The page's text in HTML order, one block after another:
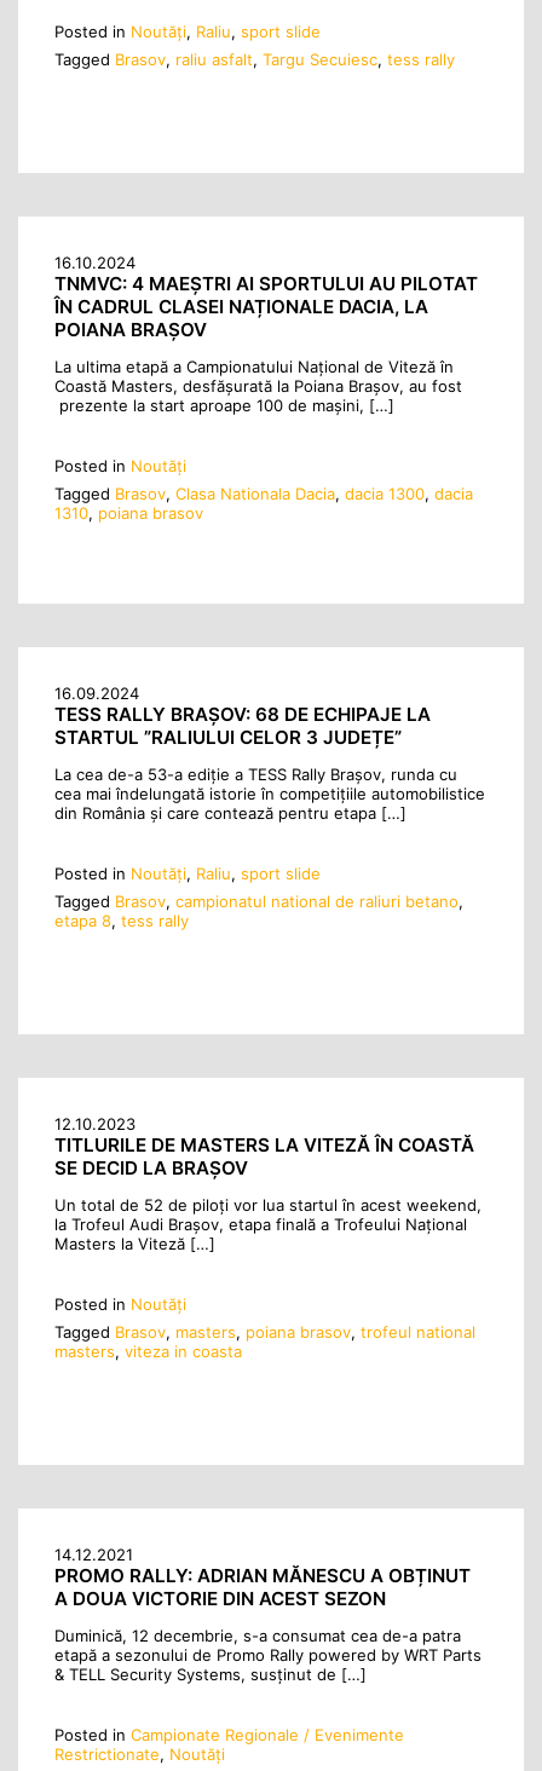
Posted in Noutăţi, Raliu, sport slide
Tagged Brasov, raliu asfalt, Targu Secuiesc, tess rally
16.10.2024
TNMVC: 4 MAEȘTRI AI SPORTULUI AU PILOTAT
ÎN CADRUL CLASEI NAȚIONALE DACIA, LA
POIANA BRAȘOV
La ultima etapă a Campionatului Național de Viteză în
Coastă Masters, desfășurată la Poiana Brașov, au fost
prezente la start aproape 100 de mașini, […]
Posted in Noutăţi
Tagged Brasov, Clasa Nationala Dacia, dacia 1300, dacia
1310, poiana brasov
16.09.2024
TESS RALLY BRAȘOV: 68 DE ECHIPAJE LA
STARTUL ”RALIULUI CELOR 3 JUDEȚE”
La cea de-a 53-a ediție a TESS Rally Brașov, runda cu
cea mai îndelungată istorie în competițiile automobilistice
din România și care contează pentru etapa […]
Posted in Noutăţi, Raliu, sport slide
Tagged Brasov, campionatul national de raliuri betano,
etapa 8, tess rally
12.10.2023
TITLURILE DE MASTERS LA VITEZĂ ÎN COASTĂ
SE DECID LA BRAȘOV
Un total de 52 de piloți vor lua startul în acest weekend,
la Trofeul Audi Brașov, etapa finală a Trofeului Național
Masters la Viteză […]
Posted in Noutăţi
Tagged Brasov, masters, poiana brasov, trofeul national
masters, viteza in coasta
14.12.2021
PROMO RALLY: ADRIAN MĂNESCU A OBȚINUT
A DOUA VICTORIE DIN ACEST SEZON
Duminică, 12 decembrie, s-a consumat cea de-a patra
etapă a sezonului de Promo Rally powered by WRT Parts
& TELL Security Systems, susținut de […]
Posted in Campionate Regionale / Evenimente
Restrictionate, Noutăţi